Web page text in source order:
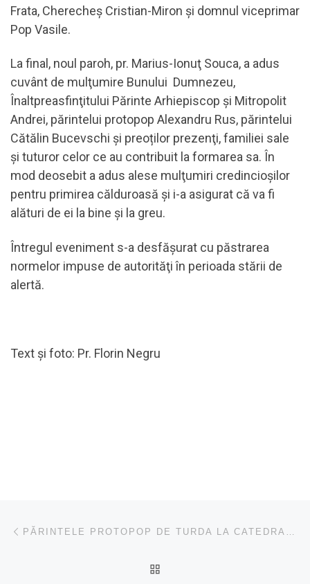
Frata, Cherecheş Cristian-Miron şi domnul viceprimar
Pop Vasile.
La final, noul paroh, pr. Marius-Ionuţ Souca, a adus
cuvânt de mulţumire Bunului Dumnezeu,
Înaltpreasfinţitului Părinte Arhiepiscop şi Mitropolit
Andrei, părintelui protopop Alexandru Rus, părintelui
Cătălin Bucevschi şi preoților prezenţi, familiei sale
şi tuturor celor ce au contribuit la formarea sa. În
mod deosebit a adus alese mulţumiri credincioşilor
pentru primirea călduroasă şi i-a asigurat că va fi
alături de ei la bine şi la greu.
Întregul eveniment s-a desfăşurat cu păstrarea
normelor impuse de autorităţi în perioada stării de
alertă.
Text şi foto: Pr. Florin Negru
Navigare în articole